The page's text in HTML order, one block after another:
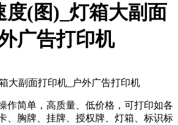
度(图)_灯箱大副面
广告打印机
大副面打印机_户外广告打印机
作简单，高质量、低价格，可打印如各
、胸牌、挂牌、授权牌、灯箱、标识标